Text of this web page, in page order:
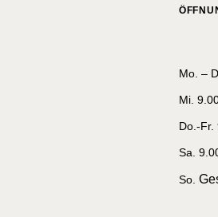
Mo. –
Mi.
Do.-Fr.
Sa.
So.